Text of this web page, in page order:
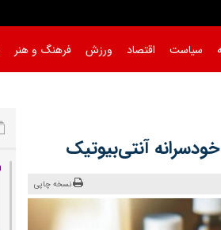
سیاست اقتصاد ورزش فرهنگ و هنر
آنتی‌بیوتیک
نسخه چاپی